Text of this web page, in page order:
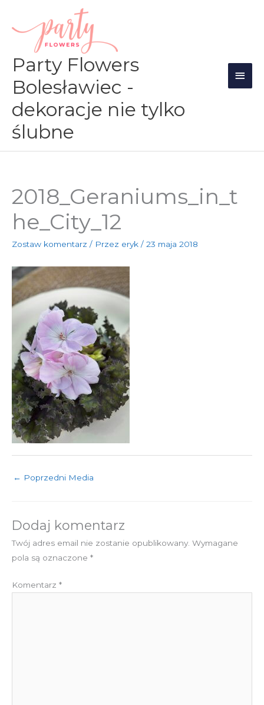
treści
Party Flowers
Bolesławiec -
dekoracje nie tylko
ślubne
2018_Geraniums_in_t
he_City_12
Zostaw komentarz / Przez eryk / 23 maja 2018
← Poprzedni Media
Dodaj komentarz
Twój adres email nie zostanie opublikowany. Wymagane
pola są oznaczone *
Komentarz *